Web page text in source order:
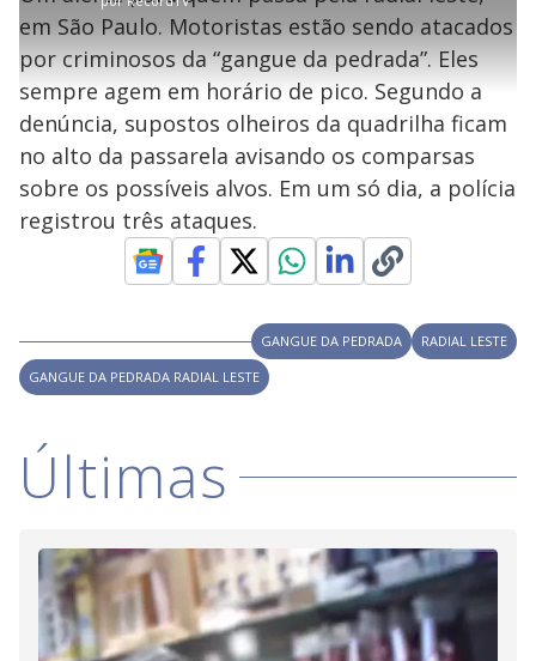
l
a
y
V
i
d
e
o
r
0
e
g
n
d
s
a
r
1
s
e
u
n
o
s
M
u
0
% e
n
i
l
a
em São Paulo. Motoristas estão sendo atacados
por criminosos da “gangue da pedrada”. Eles
sempre agem em horário de pico. Segundo a
denúncia, supostos olheiros da quadrilha ficam
no alto da passarela avisando os comparsas
sobre os possíveis alvos. Em um só dia, a polícia
registrou três ataques.
GANGUE DA PEDRADA
RADIAL LESTE
GANGUE DA PEDRADA RADIAL LESTE
Últimas